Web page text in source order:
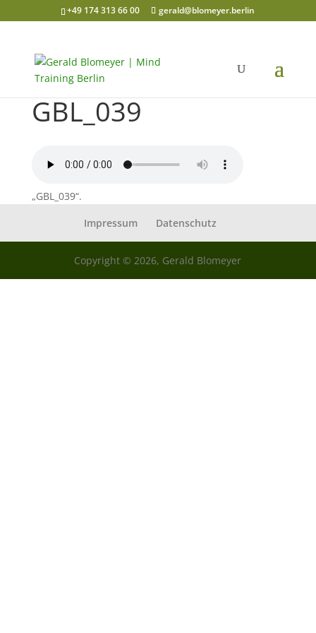
+49 174 313 66 00 gerald@blomeyer.berlin
GBL_039
„GBL_039“.
Impressum
Datenschutz
Copyright © 2026, Gerald Blomeyer